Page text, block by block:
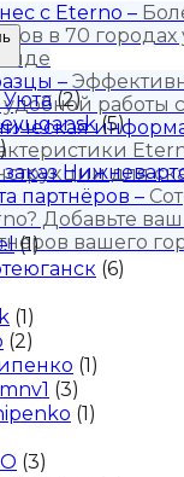
с Eternо –
в 70
–
работы
для
партнёров –
Добавьте ваш
вашего
(2)
(5)
)
(1)
(6)
(1)
(2)
(1)
(3)
(1)
(3)